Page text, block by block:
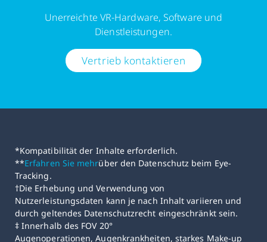
Unerreichte VR-Hardware, Software und
Dienstleistungen.
Vertrieb kontaktieren
*Kompatibilität der Inhalte erforderlich.
**Erfahren Sie mehrüber den Datenschutz beim Eye-
Tracking.
†Die Erhebung und Verwendung von
Nutzerleistungsdaten kann je nach Inhalt variieren und
durch geltendes Datenschutzrecht eingeschränkt sein.
‡ Innerhalb des FOV 20°
Augenoperationen, Augenkrankheiten, starkes Make-up